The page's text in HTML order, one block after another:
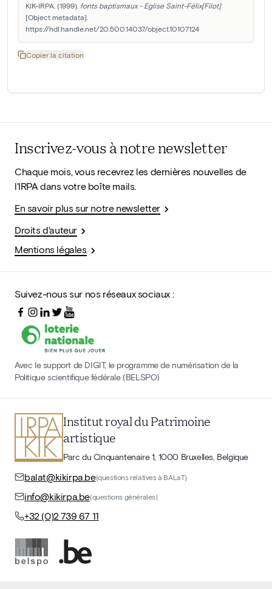
KIK-IRPA. (1999). fonts baptismaux - Eglise Saint-Félix[Filot]
[Object metadata].
https://hdl.handle.net/20.500.14037/object.10107124
Copier la citation
Inscrivez-vous à notre newsletter
Chaque mois, vous recevrez les dernières nouvelles de
l'IRPA dans votre boîte mails.
En savoir plus sur notre newsletter
Droits d'auteur
Mentions légales
Suivez-nous sur nos réseaux sociaux :
Avec le support de DIGIT, le programme de numérisation de la
Politique scientifique fédérale (BELSPO)
Institut royal du Patrimoine
artistique
Parc du Cinquantenaire 1, 1000 Bruxelles, Belgique
balat@kikirpa.be(questions relatives à BALaT)
info@kikirpa.be(questions générales)
+32 (0)2 739 67 11